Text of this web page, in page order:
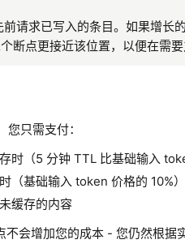
前请求已写入的条目。如果增长
断点更接近该位置，以便在需
您只需支付：
时（5 分钟 TTL 比基础输入
（基础输入 token 价格的 10%）
缓存的内容
不会增加您的成本 - 您仍然根据